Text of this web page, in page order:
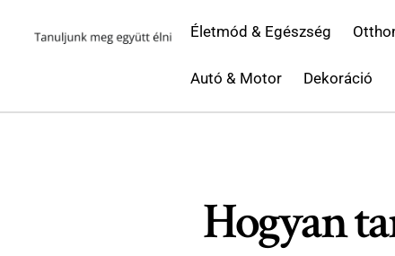
Életmód & Egészség
Autó & Motor Dekoráció
Hogyan